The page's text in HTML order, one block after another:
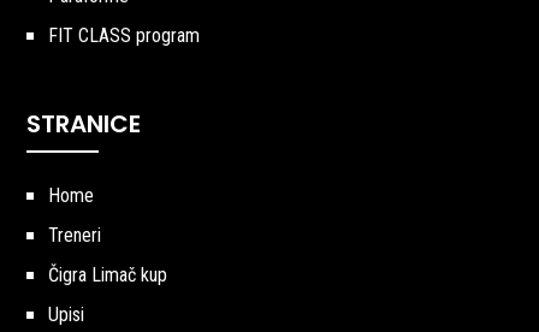
FIT CLASS program
STRANICE
Home
Treneri
Čigra Limač kup
Upisi